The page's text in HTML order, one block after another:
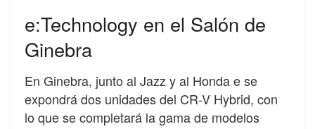
e:Technology en el Salón de
Ginebra
En Ginebra, junto al Jazz y al Honda e se
expondrá dos unidades del CR-V Hybrid, con
lo que se completará la gama de modelos